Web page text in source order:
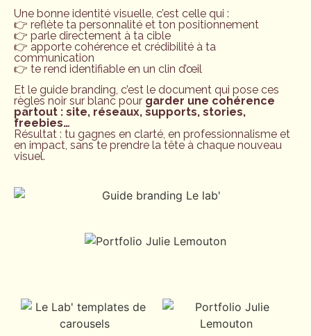
Une bonne identité visuelle, c’est celle qui :
👉 reflète ta personnalité et ton positionnement
👉 parle directement à ta cible
👉 apporte cohérence et crédibilité à ta
communication
👉 te rend identifiable en un clin d’œil
Et le guide branding, c’est le document qui pose ces
règles noir sur blanc pour garder une cohérence
partout : site, réseaux, supports, stories,
freebies…
Résultat : tu gagnes en clarté, en professionnalisme et
en impact, sans te prendre la tête à chaque nouveau
visuel.